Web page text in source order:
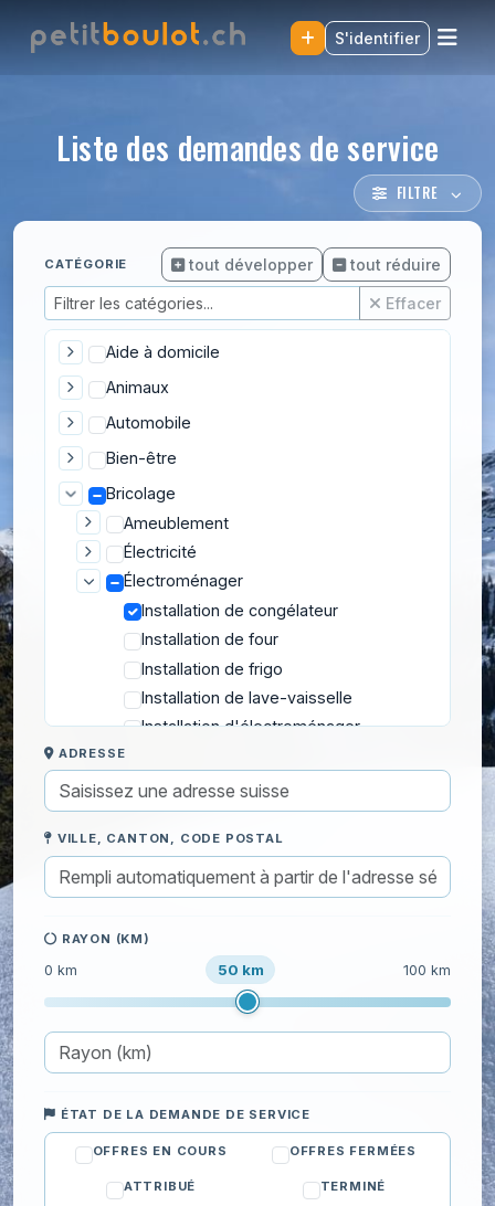
S'identifier
Liste des demandes de service
FILTRE
CATÉGORIE tout développer tout réduire
Effacer
Aide à domicile
Animaux
Automobile
Bien-être
Bricolage
Ameublement
Électricité
Électroménager
Installation de congélateur
Installation de four
Installation de frigo
Installation de lave-vaisselle
Installation d'électroménager
Installation de plaque de cuisson
Installation de sèche-linge
Isolation
Plomberie
Pose et fixation
Rénovation des murs
Rénovation des sols
Serrurerie
Toiture et Extérieur
Cours particuliers
Déménagement
Enfants
ADRESSE
VILLE, CANTON, CODE POSTAL
RAYON (KM)
0 km 50 km 100 km
ÉTAT DE LA DEMANDE DE SERVICE
OFFRES EN COURS OFFRES FERMÉES
ATTRIBUÉ TERMINÉ